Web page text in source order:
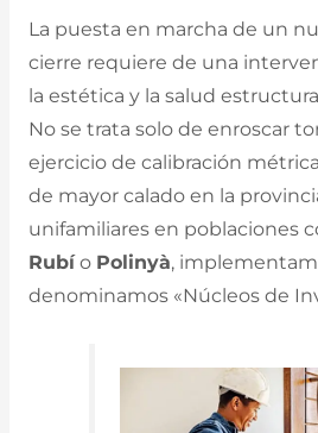
La puesta en marcha de un
cierre requiere de una
la estética y la salud
No se trata solo de enroscar
ejercicio de calibración
de mayor calado en la
unifamiliares en poblaciones
Rubío Polinyà,
denominamos «Núcleos de